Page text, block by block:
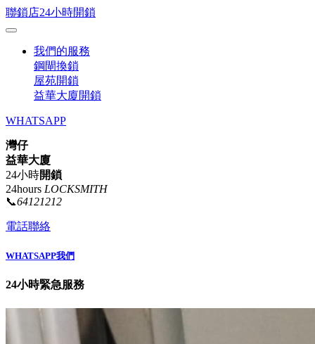
聯鎖店24小時開鎖
我們的服務
鋼閘換鎖
屋苑開鎖
益華大廈開鎖
WHATSAPP
灣仔
益華大廈
24小時開鎖
24hours LOCKSMITH
📞64121212
電話聯絡
WHATSAPP我們
24小時緊急服務